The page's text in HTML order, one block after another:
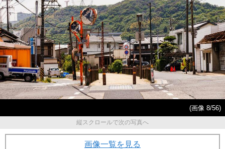
(画像 8/56)
縦スクロールで次の写真へ
画像一覧を見る